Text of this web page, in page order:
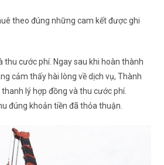
theo đúng những cam kết được ghi
thu cước phí. Ngay sau khi hoàn thành
cảm thấy hài lòng về dịch vụ, Thành
thanh lý hợp đồng và thu cước phí.
đúng khoản tiền đã thỏa thuận.